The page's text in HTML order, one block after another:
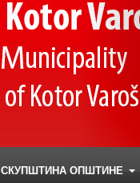
СКУПШТИНА ОПШТИНЕ